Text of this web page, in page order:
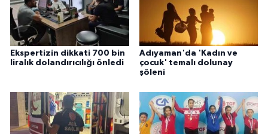
Ekspertizin dikkati 700 bin
liralık dolandırıcılığı önledi
Adıyaman'da 'Kadın ve
çocuk' temalı dolunay
şöleni